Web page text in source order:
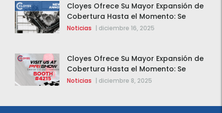
Cloyes Ofrece Su Mayor Expansión de
Cobertura Hasta el Momento: Se
Agregan 123 Nuevos Componentes de
Noticias | diciembre 16, 2025
Cloyes Ofrece Su Mayor Expansión de
Cobertura Hasta el Momento: Se
Agregan 123 Nuevos Componentes de
Noticias | diciembre 8, 2025